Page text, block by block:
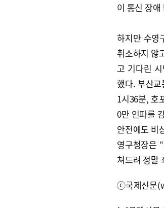
이 통신 장
하지만 수영
취소하지 않
고 기다린
했다. 부산
1시36분, 호
0만 인파를
안전에도 비
영구청장은
쳐드려 정말
ⓒ국제신문